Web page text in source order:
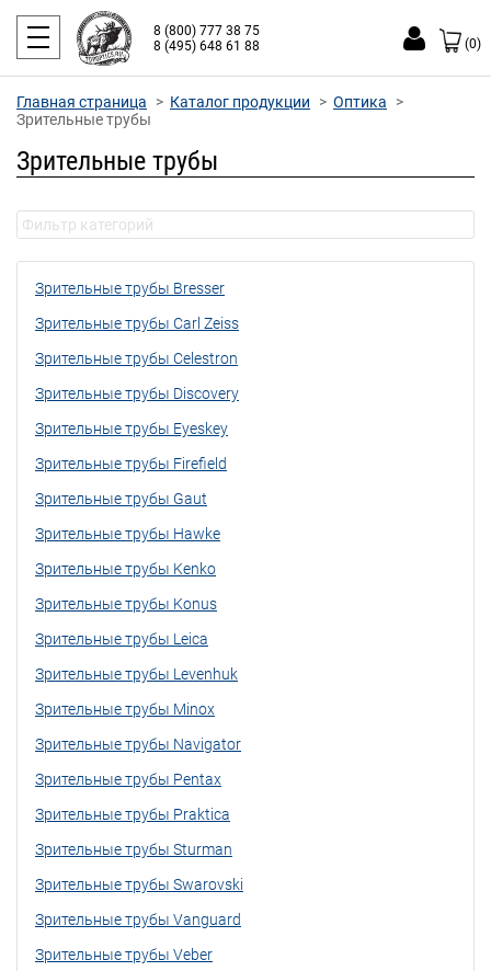
8 (800) 777 38 75
8 (495) 648 61 88
(0)
Главная страница Каталог продукции
Оптика
Зрительные трубы
Зрительные трубы
Зрительные трубы Bresser
Зрительные трубы Carl Zeiss
Зрительные трубы Celestron
Зрительные трубы Discovery
Зрительные трубы Eyeskey
Зрительные трубы Firefield
Зрительные трубы Gaut
Зрительные трубы Hawke
Зрительные трубы Kenko
Зрительные трубы Konus
Зрительные трубы Leica
Зрительные трубы Levenhuk
Зрительные трубы Minox
Зрительные трубы Navigator
Зрительные трубы Pentax
Зрительные трубы Praktica
Зрительные трубы Sturman
Зрительные трубы Swarovski
Зрительные трубы Vanguard
Зрительные трубы Veber